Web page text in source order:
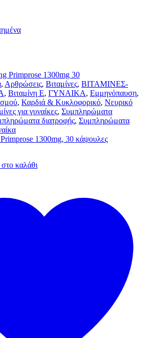
, Αρθρώσεις, Βιταμίνες, ΒΙΤΑΜΙΝΕΣ-
, Βιταμίνη E, ΓΥΝΑΙΚΑ, Εμμηνόπαυση,
, Καρδιά & Κυκλοφορικό, Νευρικό
για γυναίκες, Συμπληρώματα
διατροφής, Συμπληρώματα
1300mg, 30 κάψουλες
καλάθι